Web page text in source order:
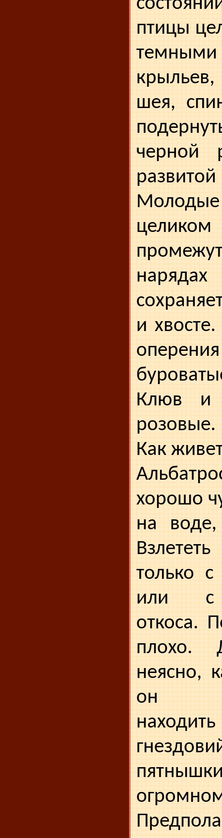
птицы
шея,
черной
и
Клюв и
розо­вые.
Как
хорошо
на
только
или с
откоса.
плохо.
неясно,
он